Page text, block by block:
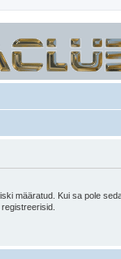
määratud. Kui sa pole